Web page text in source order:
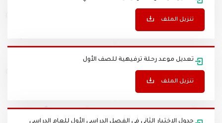
تعديل موعد رحلة ترفيهية للصف الثاني
تنزيل الملف
تعديل موعد رحلة ترفيهية للصف الأول
تنزيل الملف